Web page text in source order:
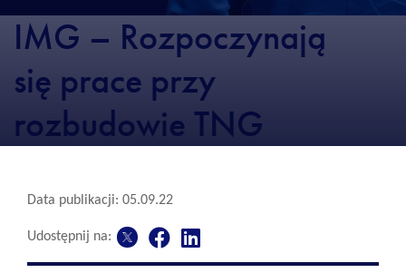
IMG – Rozpoczynają
się prace przy
rozbudowie TNG
Data publikacji: 05.09.22
Udostępnij na: